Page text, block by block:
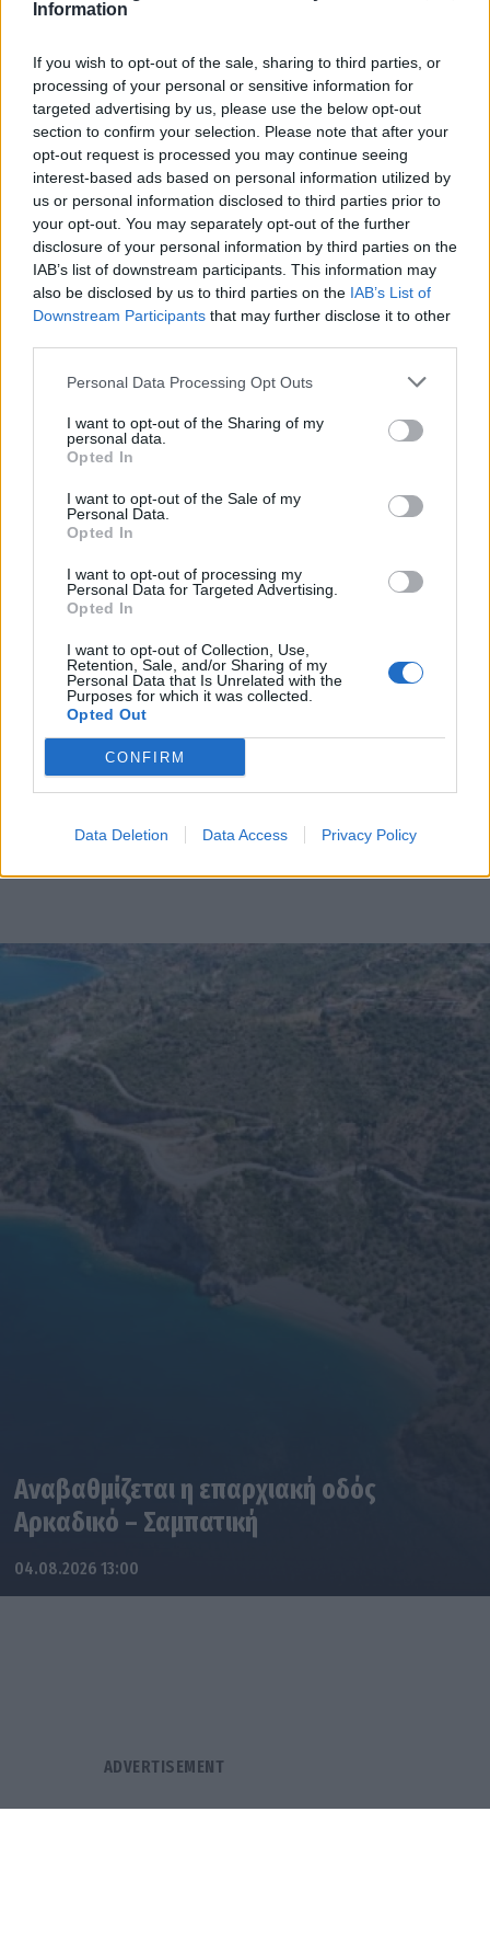
Information
If you wish to opt-out of the sale, sharing to third parties, or
processing of your personal or sensitive information for
targeted advertising by us, please use the below opt-out
section to confirm your selection. Please note that after your
opt-out request is processed you may continue seeing
interest-based ads based on personal information utilized by
us or personal information disclosed to third parties prior to
your opt-out. You may separately opt-out of the further
disclosure of your personal information by third parties on the
IAB’s list of downstream participants. This information may
also be disclosed by us to third parties on the IAB’s List of
Downstream Participants that may further disclose it to other
Personal Data Processing Opt Outs
I want to opt-out of the Sharing of my
personal data.
Opted In
I want to opt-out of the Sale of my
Personal Data.
Opted In
I want to opt-out of processing my
Personal Data for Targeted Advertising.
Opted In
I want to opt-out of Collection, Use,
Retention, Sale, and/or Sharing of my
Personal Data that Is Unrelated with the
Purposes for which it was collected.
Opted Out
CONFIRM
Data Deletion Data Access Privacy Policy
της 47 πυροσβέστες με 3 ομάδες πεζοπόρων, 13
οχήματα, 5 αεροσκάφη και 1 ελικόπτερο.
Διάβασε σχετικά
19χρονος ομολόγησε και υπέδειξε το σημείο
όπου έβαλε φωτιά στα Συχαινά Αχαΐας
Συνελήφθη 25χρονος για εμπρησμό στην
περιοχή του Γηροκομείου στην Πάτρα
τα πύρινα μέτωπα σ' όλη τη χώρα
Τρόφιμα για τους πυρόπληκτους συλλέγει ο
Ερυθρός Σταυρός και στο τμήμα Τρίπολης
Της Παναγίας στην Αρκαδία με υψηλό κίνδυνο
εκδήλωσης φωτιάς-Πιο δύσκολα τα πράγματα
σε Κορινθία-Μεσσηνία
Ανατροπή σκάφους στην Πύλο, έξω από την
παραλία της "Βοϊδοκοιλιάς"
Διάβασε περισσότερα
Πελοπόννησος Κοινωνία
Αναβαθμίζεται η επαρχιακή οδός
Αρκαδικό – Σαμπατική
04.08.2026 13:00